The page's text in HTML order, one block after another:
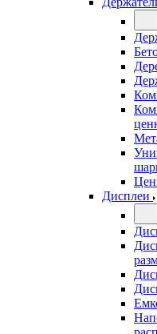
Дисплеи